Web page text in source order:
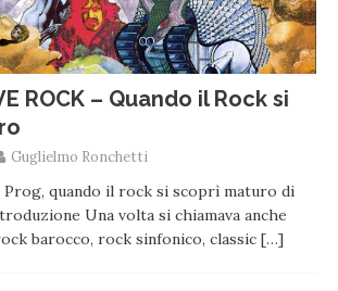
ROCK – Quando il Rock si
Guglielmo Ronchetti
quando il rock si scoprì maturo di
Una volta si chiamava anche
barocco, rock sinfonico, classic […]